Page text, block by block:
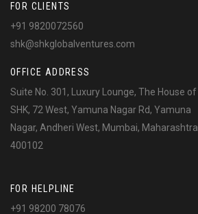
FOR CLIENTS
+91 9820072560
shk@shkglobalventures.com
OFFICE ADDRESS
Suite No. 301, Luxury Lounge, The House of
SHK, 72 West, Yamuna Nagar Rd, Yamuna
Nagar, Andheri West, Mumbai, Maharashtra
400102
FOR HELPLINE
+91 98200 78076